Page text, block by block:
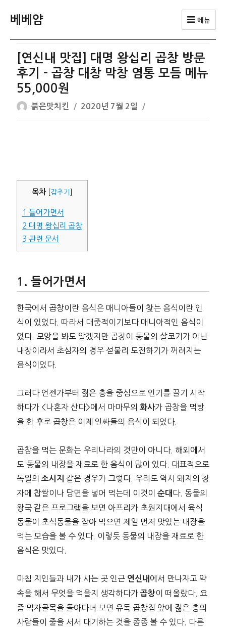
베베얌 메뉴
[연신내 맛집] 대명 왕십리 곱창 방문
후기 – 곱창 대창 막창 염통 모듬 메뉴
55,000원
글
쓴
붉은맛치킨
작
성
2020년 7월 2일
목차 감추기
1 들어가면서
2 대명 왕십리 곱창
3 관련 문서
들어가면서
한국에서 곱창이란 음식은 매니아들이 찾는 음식이란 인
식이 있었다. 따라서 대중적이기보다 매니아적인 음식이
었다. 모양을 봐도 알겠지만 곱창이 동물의 살코기가 아닌
내장이라서 초심자의 경우 섣불리 도전하기가 꺼려지는
음식이었다.
그러다 언젠가부터 젊은 층을 중심으로 인기를 끌기 시작
하다가 <나혼자 산다>에서 마마무의 화사가 곱창을 먹방
을 한 후로 곱창은 이제 인싸들의 음식이 되었다.
곱창을 먹는 문화는 우리나라의 것만이 아니다. 해외에서
도 동물의 내장을 재료로 한 음식이 많이 있다. 대표적으로
독일의 소시지 같은 경우가 그렇다. 우리도 역시 돼지의 창
자에 찹쌀이나 당면을 넣어 먹는데 이것이 순대 다. 동물의
왕국 같은 프로그램을 보면 아프리카 초원지대에서 육식
동물이 초식동물을 잡아 먹으면 제일 먼저 맛있는 내장을
먹는 모습을 볼 수 있다. 이렇듯 동물의 내장을 재료로 한
음식은 맛있다.
마침 지인들과 내가 사는 곳 인근 연신내 에서 만나자고 약
속을 해서 무엇을 먹을지 생각하다가 곱창이 떠올랐다. 요
즘 먹자골목을 돌아다녀 보면 유독 곱창집 앞에 젊은 층의
사람들이 줄을 서서 대기하는 것을 종종 볼 수 있다. 다른